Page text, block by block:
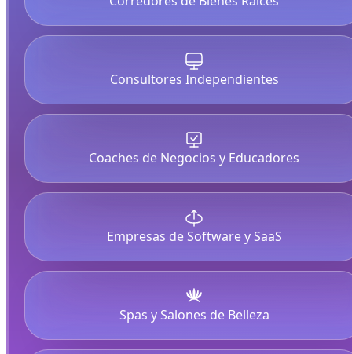
Consultores Independientes
Coaches de Negocios y Educadores
Empresas de Software y SaaS
Spas y Salones de Belleza